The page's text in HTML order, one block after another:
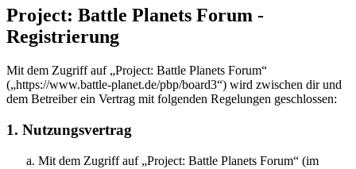
Project: Battle Planets Forum -
Registrierung
Mit dem Zugriff auf „Project: Battle Planets Forum“
(„https://www.battle-planet.de/pbp/board3“) wird zwischen dir und
dem Betreiber ein Vertrag mit folgenden Regelungen geschlossen:
1. Nutzungsvertrag
Mit dem Zugriff auf „Project: Battle Planets Forum“ (im